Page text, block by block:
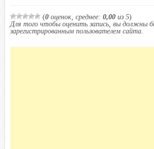
(0 оценок, среднее: 0,00 из 5)
Для того чтобы оценить запись, вы должны
зарегистрированным пользователем сайта.